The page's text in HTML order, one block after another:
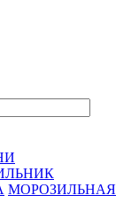
МОРОЗИЛЬНАЯ